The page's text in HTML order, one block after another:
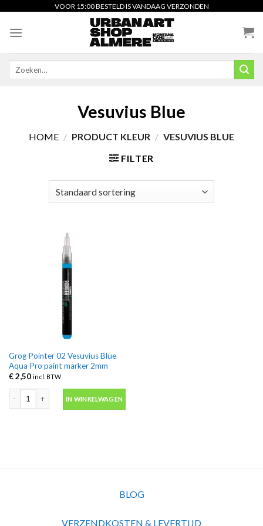
content
VOOR 15:00 BESTELD IS VANDAAG VERZONDEN
Vesuvius Blue
HOME / PRODUCT KLEUR / VESUVIUS BLUE
FILTER
Grog Pointer 02 Vesuvius Blue
Aqua Pro paint marker 2mm
€2,50 incl. BTW
Grog Pointer 02 Vesuvius Blue Aqua Pro paint marker 2mm aantal
IN WINKELWAGEN
BLOG
VERZENDKOSTEN & LEVERTIJD